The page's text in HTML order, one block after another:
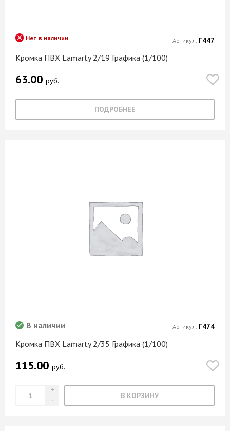
Кромка ПВХ Lamarty 2/19 Графика (1/100)
Нет в наличии
63.00 руб.
ПОДРОБНЕЕ
Артикул: Г447
Кромка ПВХ Lamarty 2/35 Графика (1/100)
В наличии
115.00 руб.
В КОРЗИНУ
Артикул: Г474